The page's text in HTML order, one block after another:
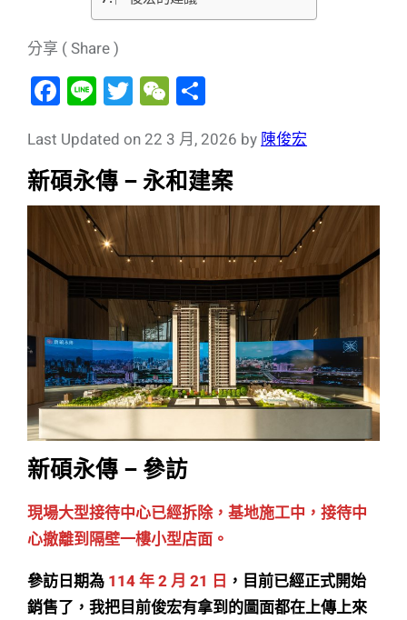
分享 ( Share )
F
a
c
e
b
o
o
k
Li
n
e
T
wi
tt
er
W
e
C
h
at
Last Updated on 22 3 月, 2026 by 陳俊宏
新碩永傳 – 永和建案
新碩永傳 – 參訪
現場大型接待中心已經拆除，基地施工中，接待中
心撤離到隔壁一樓小型店面。
參訪日期為 114 年 2 月 21 日 ，目前已經正式開始
銷售了，我把目前俊宏有拿到的圖面都在上傳上來